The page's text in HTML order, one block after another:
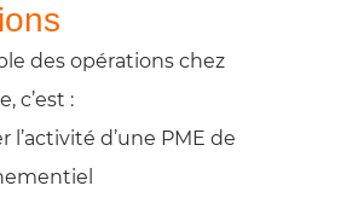
des opérations chez
c’est :
l’activité d’une PME de